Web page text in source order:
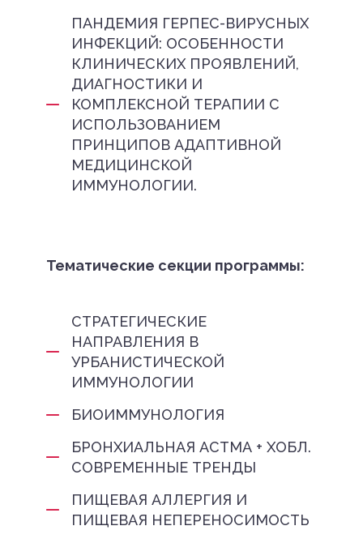
ПАНДЕМИЯ ГЕРПЕС-ВИРУСНЫХ
ИНФЕКЦИЙ: ОСОБЕННОСТИ
КЛИНИЧЕСКИХ ПРОЯВЛЕНИЙ,
ДИАГНОСТИКИ И
КОМПЛЕКСНОЙ ТЕРАПИИ С
ИСПОЛЬЗОВАНИЕМ
ПРИНЦИПОВ АДАПТИВНОЙ
МЕДИЦИНСКОЙ
ИММУНОЛОГИИ.
Тематические секции программы:
СТРАТЕГИЧЕСКИЕ
НАПРАВЛЕНИЯ В
УРБАНИСТИЧЕСКОЙ
ИММУНОЛОГИИ
БИОИММУНОЛОГИЯ
БРОНХИАЛЬНАЯ АСТМА + ХОБЛ.
СОВРЕМЕННЫЕ ТРЕНДЫ
ПИЩЕВАЯ АЛЛЕРГИЯ И
ПИЩЕВАЯ НЕПЕРЕНОСИМОСТЬ